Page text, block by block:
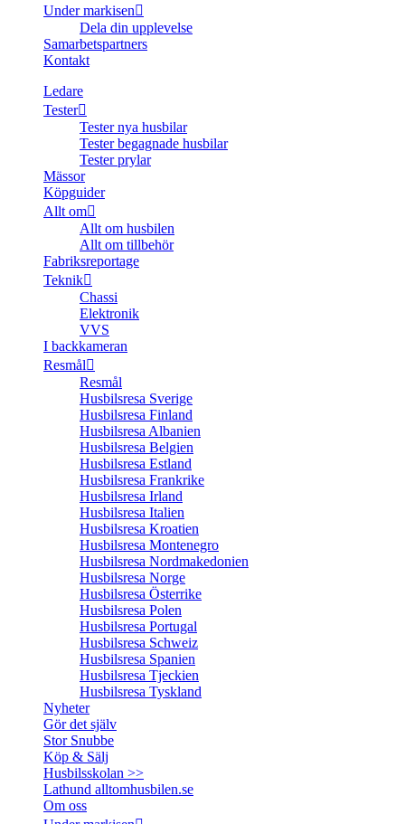
Under markisen
Dela din upplevelse
Samarbetspartners
Kontakt
Ledare
Tester
Tester nya husbilar
Tester begagnade husbilar
Tester prylar
Mässor
Köpguider
Allt om
Allt om husbilen
Allt om tillbehör
Fabriksreportage
Teknik
Chassi
Elektronik
VVS
I backkameran
Resmål
Resmål
Husbilsresa Sverige
Husbilsresa Finland
Husbilsresa Albanien
Husbilsresa Belgien
Husbilsresa Estland
Husbilsresa Frankrike
Husbilsresa Irland
Husbilsresa Italien
Husbilsresa Kroatien
Husbilsresa Montenegro
Husbilsresa Nordmakedonien
Husbilsresa Norge
Husbilsresa Österrike
Husbilsresa Polen
Husbilsresa Portugal
Husbilsresa Schweiz
Husbilsresa Spanien
Husbilsresa Tjeckien
Husbilsresa Tyskland
Nyheter
Gör det själv
Stor Snubbe
Köp & Sälj
Husbilsskolan >>
Lathund alltomhusbilen.se
Om oss